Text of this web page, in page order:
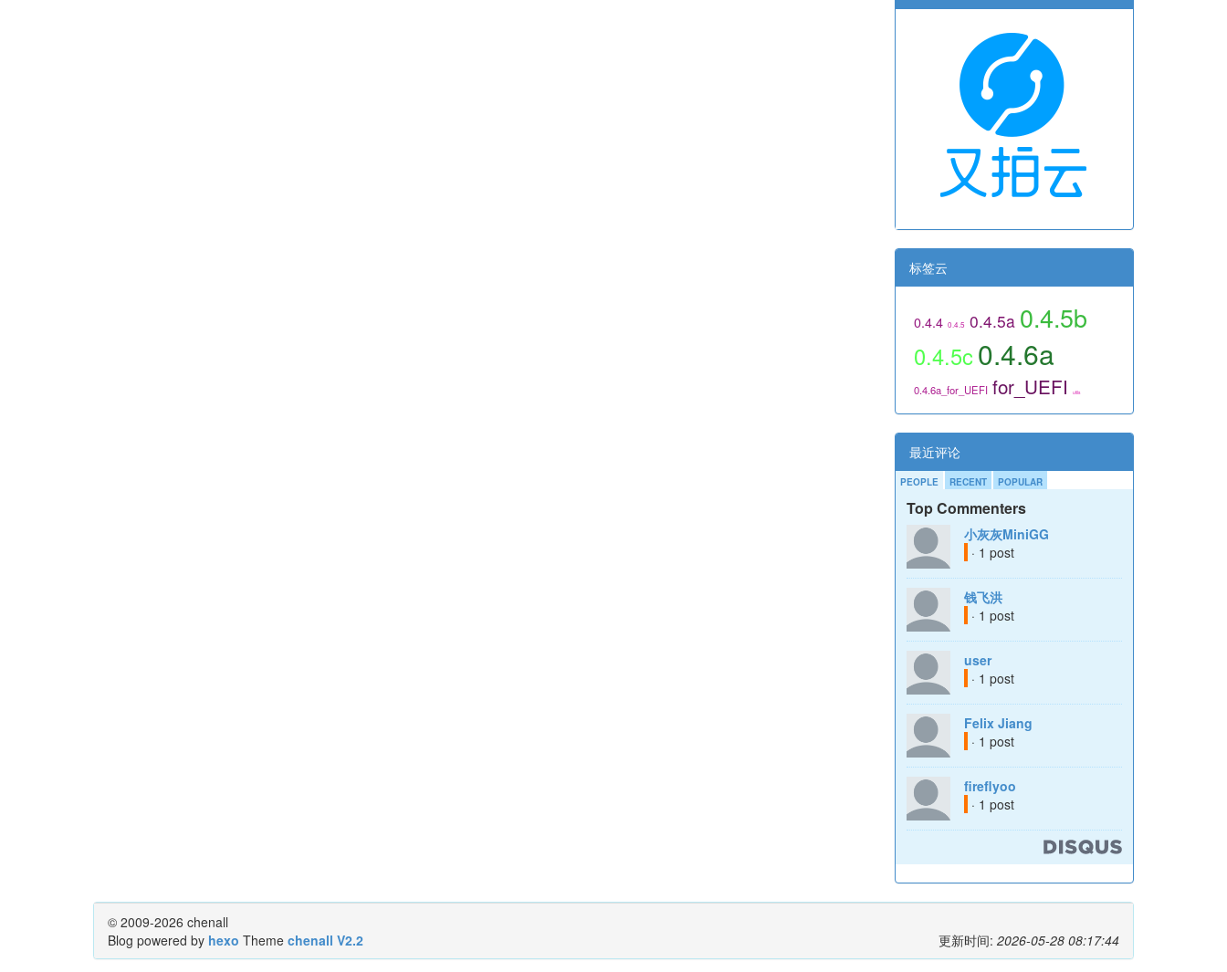
标签云
0.4.4 0.4.5 0.4.5a 0.4.5b
0.4.5c0.4.6a
0.4.6a_for_UEFI for_UEFI utils
最近评论
PEOPLE RECENT POPULAR
Top Commenters
小灰灰MiniGG
· 1 post
钱飞洪
· 1 post
user
· 1 post
Felix Jiang
· 1 post
fireflyoo
· 1 post
© 2009-2026 chenall
Blog powered by hexo Theme chenall V2.2 更新时间: 2026-05-28 08:17:44